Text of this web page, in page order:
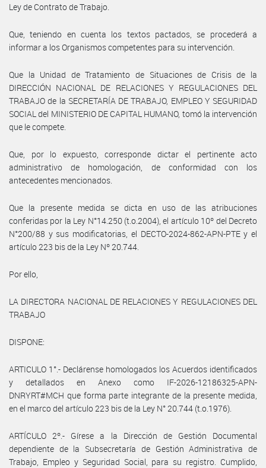
Ley de Contrato de Trabajo.
Que, teniendo en cuenta los textos pactados, se procederá a
informar a los Organismos competentes para su intervención.
Que la Unidad de Tratamiento de Situaciones de Crisis de la
DIRECCIÓN NACIONAL DE RELACIONES Y REGULACIONES DEL
TRABAJO de la SECRETARÍA DE TRABAJO, EMPLEO Y SEGURIDAD
SOCIAL del MINISTERIO DE CAPITAL HUMANO, tomó la intervención
que le compete.
Que, por lo expuesto, corresponde dictar el pertinente acto
administrativo de homologación, de conformidad con los
antecedentes mencionados.
Que la presente medida se dicta en uso de las atribuciones
conferidas por la Ley N°14.250 (t.o.2004), el artículo 10º del Decreto
N°200/88 y sus modificatorias, el DECTO-2024-862-APN-PTE y el
artículo 223 bis de la Ley Nº 20.744.
Por ello,
LA DIRECTORA NACIONAL DE RELACIONES Y REGULACIONES DEL
TRABAJO
DISPONE:
ARTICULO 1°.- Declárense homologados los Acuerdos identificados
y detallados en Anexo como IF-2026-12186325-APN-
DNRYRT#MCH que forma parte integrante de la presente medida,
en el marco del artículo 223 bis de la Ley N° 20.744 (t.o.1976).
ARTÍCULO 2º.- Gírese a la Dirección de Gestión Documental
dependiente de la Subsecretaría de Gestión Administrativa de
Trabajo, Empleo y Seguridad Social, para su registro. Cumplido,